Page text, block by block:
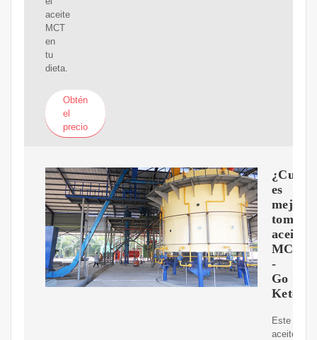
aceite
MCT
en
tu
dieta.
Obtén
el
precio
es
mejor
tomar
aceite
MCT?
-
Go
Keto
Este
aceite